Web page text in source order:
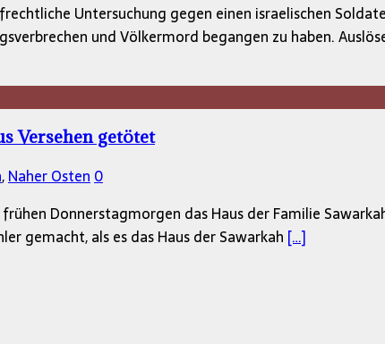
Untersuchung gegen einen israelischen
und Völkermord begangen zu haben.
Versehen getötet
,Naher Osten 0
Donnerstagmorgen das Haus der Familie
gemacht, als es das Haus der Sawarkah […]